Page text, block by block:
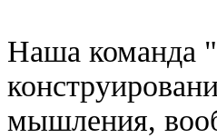
Наша команда
мышления,